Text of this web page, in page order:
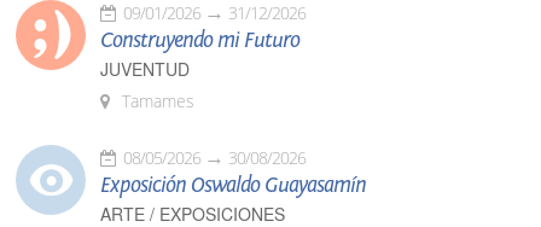
09/01/2026 31/12/2026
Construyendo mi Futuro
JUVENTUD
Tamames
08/05/2026 30/08/2026
Exposición Oswaldo Guayasamín
ARTE / EXPOSICIONES